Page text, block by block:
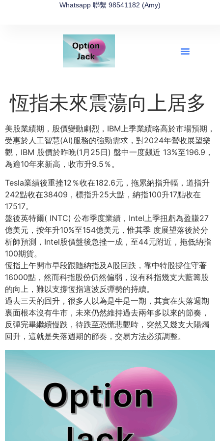
Whatsapp 聯繫 98541182 (Amy)
恆指未來震蕩向上居多
美股業績期，股價變動劇烈，IBM上季業績略高於市場預期，
受惠於人工智慧(AI)服務的強勁需求， 對2024年營收展望樂
觀，IBM 股價於昨晚(1月25日) 盤中一度飆近 13%至196.9，
為逾10年來新高，收市升9.5％。
Tesla業績後重挫12％收在182.6元，拖累納指升幅， 道指升
242點收在38409，標指升25大點， 納指100升17點收在
17517。
盤後英特爾( INTC) 公布季度業績，Intel上季扭虧為盈賺27
億美元， 按年升10%至154億美元，惟其季 度展望落後於分
析師預測，Intel股價盤後急挫一成， 至44元附近，拖低納指
100期貨。
恆指上午開市早段跟隨納指及A股回跌， 靠中特股撐住守著
16000點，然而科指股份仍然偏弱， 沒有科指幾支大藍籌股
的向上，難以支撐恆指這波反彈勢的持續。
過去三天的回升，很多人以為是牛是一期， 其實在失落週期
裏面根本沒有牛市， 未來仍然維持過去兩年多以來的節奏，
反彈完畢繼續慢跌， 待跌至恐慌悲觀時，突然又幾支大陽燭
回升， 這就是失落週期的節奏，交易方法必須調整。